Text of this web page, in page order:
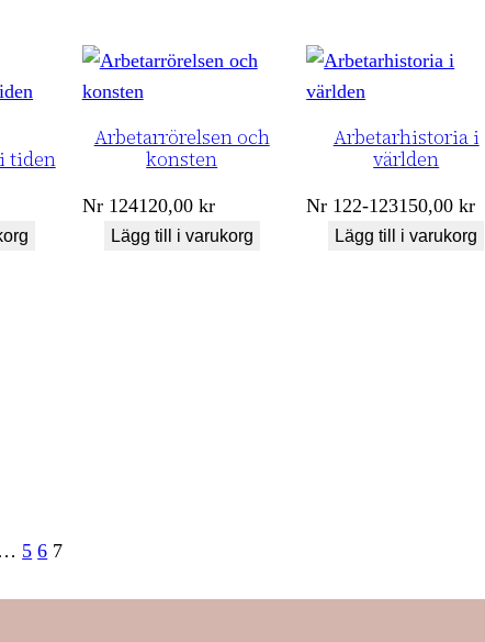
tiden
Arbetarrörelsen och
konsten
Nr 124120,00 kr
Lägg till i varukorg
Arbetarhistoria i
världen
Nr 122-123150,00kr
Lägg till i varukorg
… 5 6 7